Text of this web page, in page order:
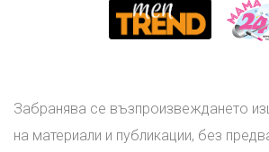
Забранява се възпроизвеждането
на материали и публикации, без